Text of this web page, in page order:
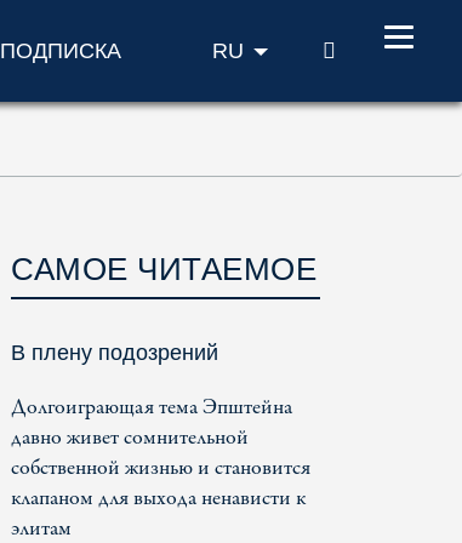
ПОДПИСКА RU ПОИСК
САМОЕ ЧИТАЕМОЕ
В плену подозрений
Долгоиграющая тема Эпштейна
давно живет сомнительной
собственной жизнью и становится
клапаном для выхода ненависти к
элитам